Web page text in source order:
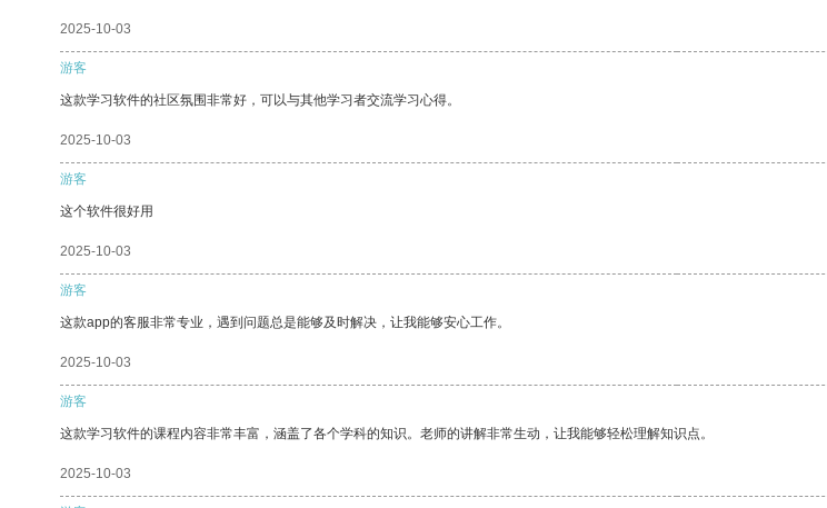
2025-10-03
游客
这款学习软件的社区氛围非常好，可以与其他学习者交流学习心得。
2025-10-03
游客
这个软件很好用
2025-10-03
游客
这款app的客服非常专业，遇到问题总是能够及时解决，让我能够安心工作。
2025-10-03
游客
这款学习软件的课程内容非常丰富，涵盖了各个学科的知识。老师的讲解非常生动，让我能够轻松理解知识点。
2025-10-03